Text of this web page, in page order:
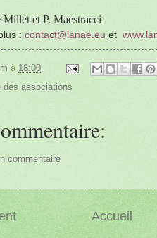
et P. Maestracci
: contact@lanae.eu et
à 18:00
des associations
commentaire
Accueil